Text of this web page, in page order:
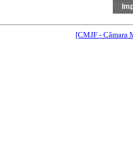
[CMJF - Câmara